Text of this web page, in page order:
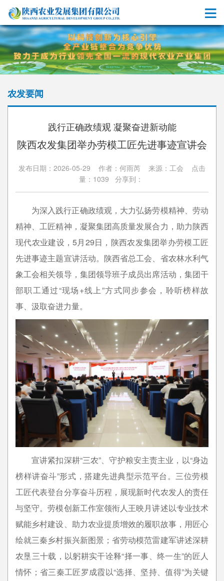
农发要闻
践行正确政绩观 凝聚奋进新动能
陕西农发集团举办劳模工匠先进事迹宣讲会
发布日期：2026-05-29 作者：何雨芮 来源：工会 点击
量：1039 分享到：
为深入践行正确政绩观，大力弘扬劳模精神、劳动
精神、工匠精神，凝聚集团高质量发展合力，助力陕西
现代农业建设，5月29日，陕西农发集团举办劳模工匠
先进事迹主题宣讲活动。陕西省总工会、省农林水利气
象工会相关领导，集团领导班子成员出席活动，集团干
部职工通过“现场+线上”方式同步参会，聆听榜样故
事、汲取奋进力量。
宣讲紧扣深耕“三农”、守护粮安主责主业，以“身边
榜样讲奋斗”形式，搭建先进典型示范平台。三位劳模
工匠代表登台分享奋斗历程，展现新时代农发人的责任
与坚守。劳模创新工作室领衔人王映月讲述以专业技术
赋能乡村建设、助力农业提质增效的履职故事，用匠心
绘就三秦乡村振兴新图景；省劳动模范雷建军讲述深耕
农垦三十载，以躬耕实干诠释“择一事、终一生”的匠人
情怀；省三秦工匠罗成霞以“选择、坚持、值得”为关键